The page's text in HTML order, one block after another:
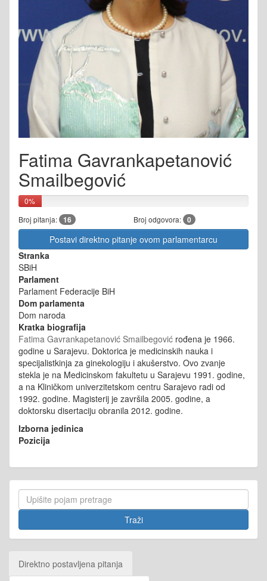
Fatima Gavrankapetanović
Smailbegović
0%
Broj pitanja: 16 Broj odgovora: 0
Postavi direktno pitanje ovom parlamentarcu
Stranka
SBiH
Parlament
Parlament Federacije BiH
Dom parlamenta
Dom naroda
Kratka biografija
Fatima Gavrankapetanović Smailbegović rođena je 1966.
godine u Sarajevu. Doktorica je medicinskih nauka i
specijalistkinja za ginekologiju i akušerstvo. Ovo zvanje
stekla je na Medicinskom fakultetu u Sarajevu 1991. godine,
a na Kliničkom univerzitetskom centru Sarajevo radi od
1992. godine. Magisterij je završila 2005. godine, a
doktorsku disertaciju obranila 2012. godine.
Izborna jedinica
Pozicija
Direktno postavljena pitanja